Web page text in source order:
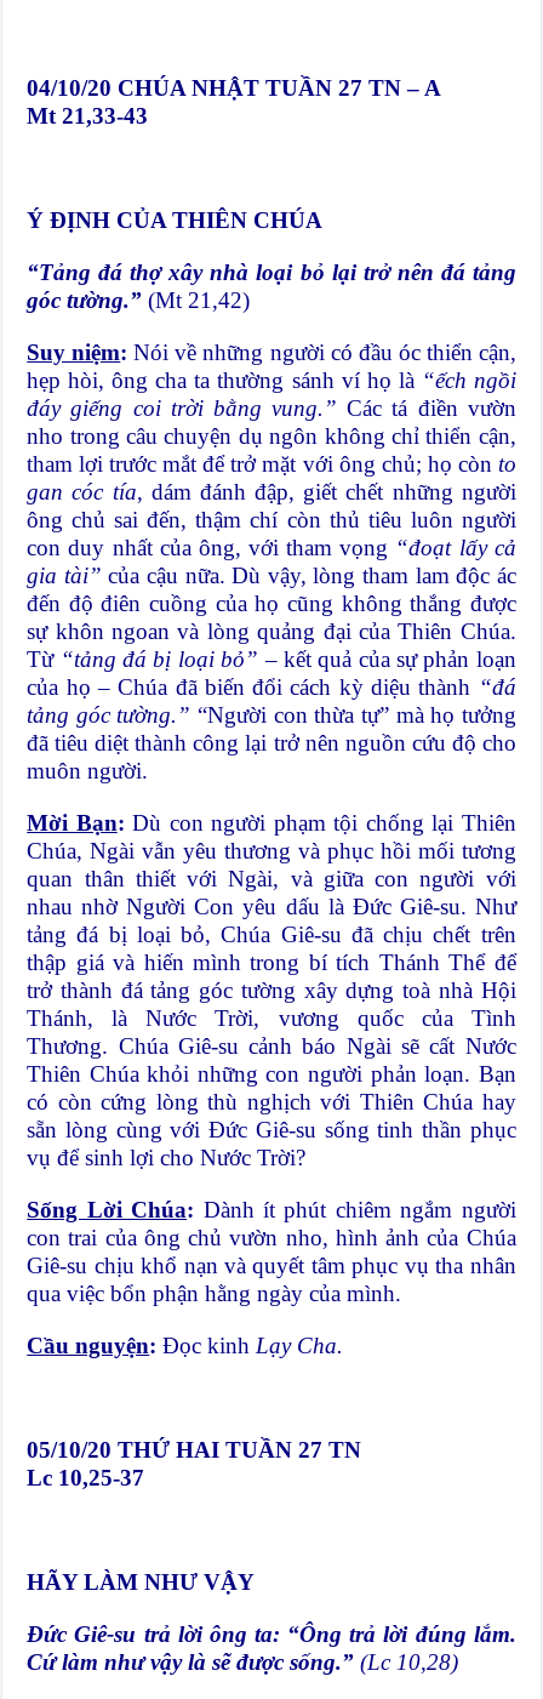
04/10/20 CHÚA NHẬT TUẦN 27 TN – A
Mt 21,33-43
Ý ĐỊNH CỦA THIÊN CHÚA
“Tảng đá thợ xây nhà loại bỏ lại trở nên đá tảng
góc tường.”(Mt 21,42)
Suy niệm: Nói về những người có đầu óc thiển cận,
hẹp hòi, ông cha ta thường sánh ví họ là “ếch ngồi
đáy giếng coi trời bằng vung.” Các tá điền vườn
nho trong câu chuyện dụ ngôn không chỉ thiển cận,
tham lợi trước mắt để trở mặt với ông chủ; họ còn to
gan cóc tía, dám đánh đập, giết chết những người
ông chủ sai đến, thậm chí còn thủ tiêu luôn người
con duy nhất của ông, với tham vọng “đoạt lấy cả
gia tài” của cậu nữa. Dù vậy, lòng tham lam độc ác
đến độ điên cuồng của họ cũng không thắng được
sự khôn ngoan và lòng quảng đại của Thiên Chúa.
Từ “tảng đá bị loại bỏ” – kết quả của sự phản loạn
của họ – Chúa đã biến đổi cách kỳ diệu thành “đá
tảng góc tường.” “Người con thừa tự” mà họ tưởng
đã tiêu diệt thành công lại trở nên nguồn cứu độ cho
muôn người.
Mời Bạn: Dù con người phạm tội chống lại Thiên
Chúa, Ngài vẫn yêu thương và phục hồi mối tương
quan thân thiết với Ngài, và giữa con người với
nhau nhờ Người Con yêu dấu là Đức Giê-su. Như
tảng đá bị loại bỏ, Chúa Giê-su đã chịu chết trên
thập giá và hiến mình trong bí tích Thánh Thể để
trở thành đá tảng góc tường xây dựng toà nhà Hội
Thánh, là Nước Trời, vương quốc của Tình
Thương. Chúa Giê-su cảnh báo Ngài sẽ cất Nước
Thiên Chúa khỏi những con người phản loạn. Bạn
có còn cứng lòng thù nghịch với Thiên Chúa hay
sẵn lòng cùng với Đức Giê-su sống tinh thần phục
vụ để sinh lợi cho Nước Trời?
Sống Lời Chúa: Dành ít phút chiêm ngắm người
con trai của ông chủ vườn nho, hình ảnh của Chúa
Giê-su chịu khổ nạn và quyết tâm phục vụ tha nhân
qua việc bổn phận hằng ngày của mình.
Cầu nguyện: Đọc kinh Lạy Cha.
05/10/20THỨ HAI TUẦN 27 TN
Lc 10,25-37
HÃY LÀM NHƯ VẬY
Đức Giê-su trả lời ông ta: “Ông trả lời đúng lắm.
Cứ làm như vậy là sẽ được sống.”(Lc 10,28)